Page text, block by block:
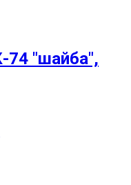
"шайба",